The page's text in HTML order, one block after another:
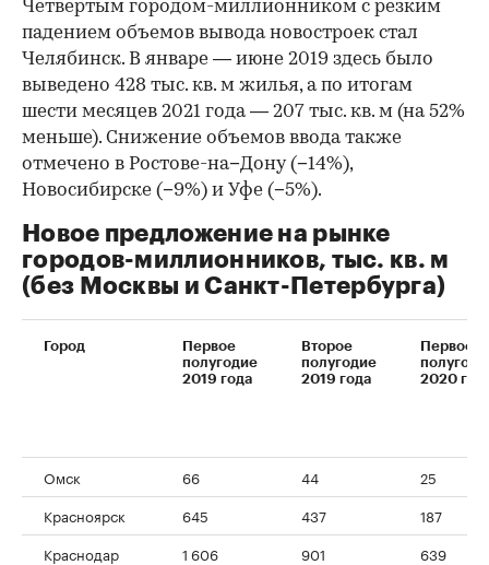
00:00
Четвертым городом-миллионником с резким
падением объемов вывода новостроек стал
Челябинск. В январе — июне 2019 здесь было
выведено 428 тыс. кв. м жилья, а по итогам
шести месяцев 2021 года — 207 тыс. кв. м (на 52%
меньше). Снижение объемов ввода также
отмечено в Ростове-на−Дону (−14%),
Новосибирске (−9%) и Уфе (−5%).
Новое предложение на рынке
городов-миллионников, тыс. кв. м
(без Москвы и Санкт-Петербурга)
Город
Первое
полугодие
2019 года
Второе
полугодие
2019 года
Первое
2020
Омск 66 44
25
Красноярск
645 437
187
Краснодар
1 606 901
639